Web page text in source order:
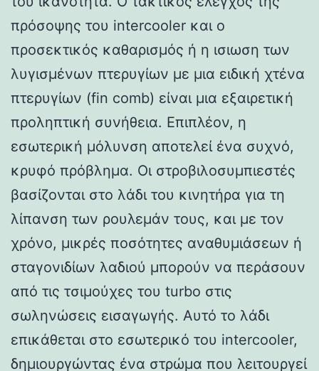
πρόσοψης του intercooler και ο
προσεκτικός καθαρισμός ή η ισιωση των
λυγισμένων πτερυγίων με μια ειδική χτένα
πτερυγίων (fin comb) είναι μια εξαιρετική
προληπτική συνήθεια. Επιπλέον, η
εσωτερική μόλυνση αποτελεί ένα συχνό,
κρυφό πρόβλημα. Οι στροβιλοσυμπιεστές
βασίζονται στο λάδι του κινητήρα για τη
λίπανση των ρουλεμάν τους, και με τον
χρόνο, μικρές ποσότητες αναθυμιάσεων ή
σταγονιδίων λαδιού μπορούν να περάσουν
από τις τσιμούχες του turbo στις
σωληνώσεις εισαγωγής. Αυτό το λάδι
επικάθεται στο εσωτερικό του intercooler,
δημιουργώντας ένα στρώμα που λειτουργεί